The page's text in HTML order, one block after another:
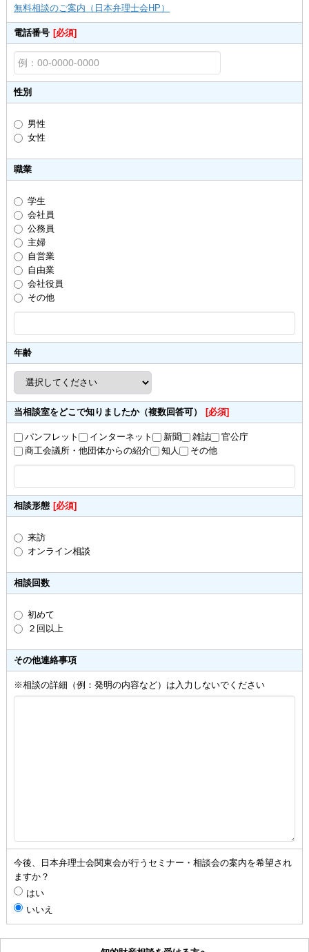
無料相談のご案内（日本弁理士会HP）
電話番号 [必須]
性別
男性
女性
職業
学生
会社員
公務員
主婦
自営業
自由業
会社役員
その他
年齢
当相談室をどこで知りましたか（複数回答可） [必須]
パンフレット インターネット 新聞 雑誌
官公庁
商工会議所・他団体からの紹介
知人 その他
相談形態 [必須]
来訪
オンライン相談
相談回数
初めて
２回以上
その他連絡事項
※相談の詳細（例：発明の内容など）は入力しないでください
今後、日本弁理士会関東会が行うセミナー・相談会の案内を希望され
ますか？
はい
いいえ